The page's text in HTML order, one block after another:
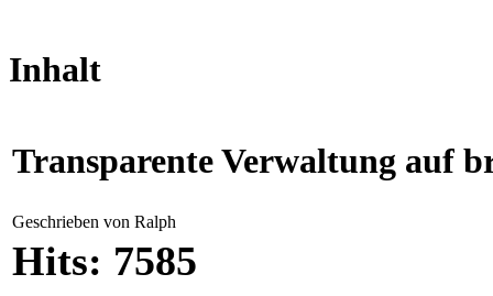
Inhalt
Transparente Verwaltung auf
Geschrieben von Ralph
Hits: 7585